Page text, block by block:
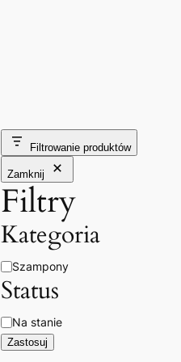
Filtrowanie produktów
Zamknij
Filtry
Kategoria
Kategoria
Szampony
Status
Dostępność
Na stanie
Zastosuj